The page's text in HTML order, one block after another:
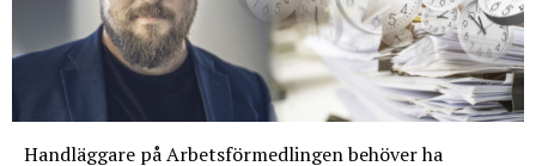
Handläggare på Arbetsförmedlingen behöver ha